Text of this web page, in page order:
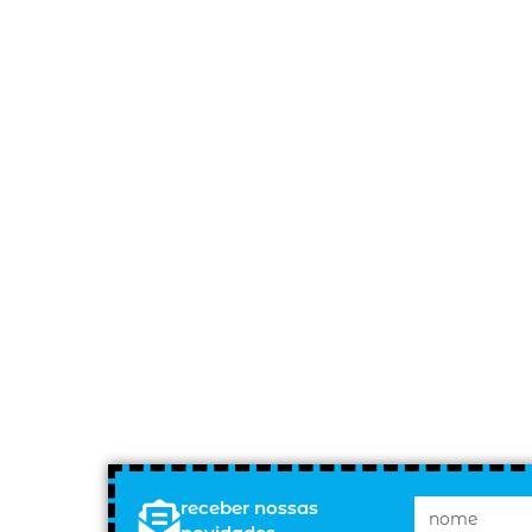
receber nossas